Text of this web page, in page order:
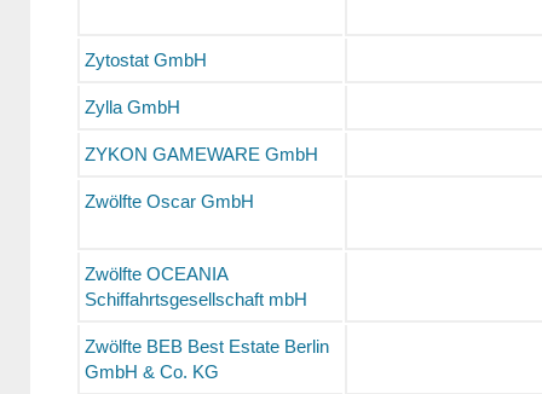
Zytostat GmbH
Zylla GmbH
ZYKON GAMEWARE GmbH
Zwölfte Oscar GmbH
Zwölfte OCEANIA
Schiffahrtsgesellschaft mbH
Zwölfte BEB Best Estate Berlin
GmbH & Co. KG